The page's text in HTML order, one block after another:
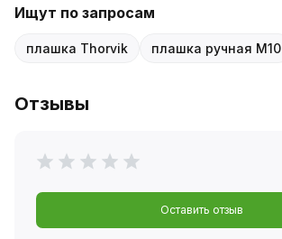
Ищут по запросам
плашка Thorvik плашка ручная M10
Отзывы
Оставить отзыв